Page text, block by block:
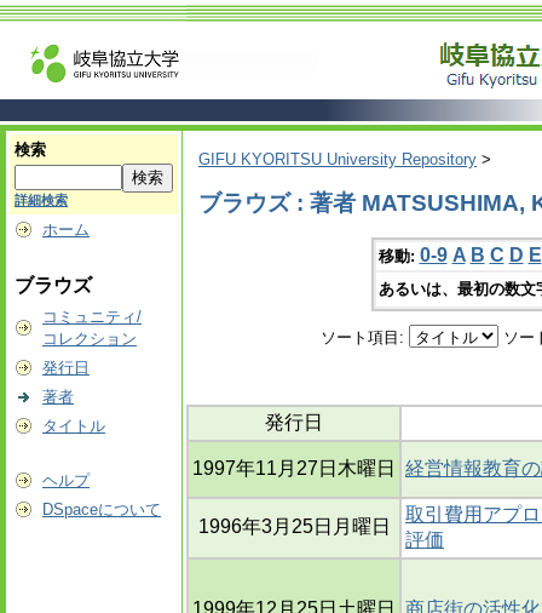
検索
詳細検索
ホーム
ブラウズ
コミュニティ/
コレクション
発行日
著者
タイトル
ヘルプ
DSpaceについて
GIFU KYORITSU University Repository >
ブラウズ : 著者 MATSUSHIMA,
移動: 0-9 A B C D E
あるいは、最初の数
ソート項目: ソー
発行日
1997年11月27日木曜日 経営情報教育
1996年3月25日月曜日
取引費用アプ
評価